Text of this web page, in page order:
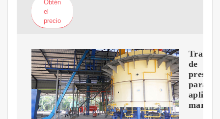
Obtén
el
precio
de
presión
para